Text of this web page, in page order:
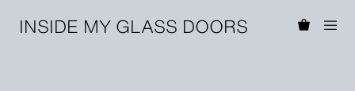
INSIDE MY GLASS DOORS